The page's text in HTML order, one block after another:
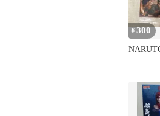
¥300